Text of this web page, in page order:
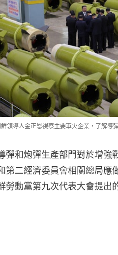
領導人金正恩視察主要軍火企業，了解導
彈和炮彈生產部門對於增強
第二經濟委員會相關總局應
勞動黨第九次代表大會提出